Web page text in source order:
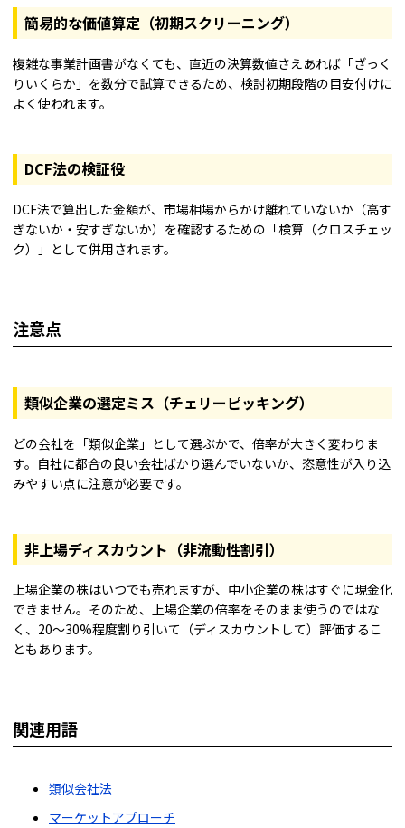
簡易的な価値算定（初期スクリーニング）
複雑な事業計画書がなくても、直近の決算数値さえあれば「ざっく
りいくらか」を数分で試算できるため、検討初期段階の目安付けに
よく使われます。
DCF法の検証役
DCF法で算出した金額が、市場相場からかけ離れていないか（高す
ぎないか・安すぎないか）を確認するための「検算（クロスチェッ
ク）」として併用されます。
注意点
類似企業の選定ミス（チェリーピッキング）
どの会社を「類似企業」として選ぶかで、倍率が大きく変わりま
す。自社に都合の良い会社ばかり選んでいないか、恣意性が入り込
みやすい点に注意が必要です。
非上場ディスカウント（非流動性割引）
上場企業の株はいつでも売れますが、中小企業の株はすぐに現金化
できません。そのため、上場企業の倍率をそのまま使うのではな
く、20〜30%程度割り引いて（ディスカウントして）評価するこ
ともあります。
関連用語
類似会社法
マーケットアプローチ